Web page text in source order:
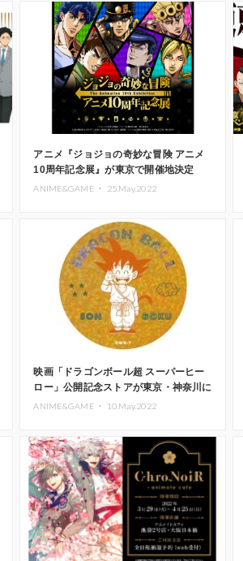
アニメ『ジョジョの奇妙な冒険 アニメ
10周年記念展』が東京で開催地決定
ANIME&GAME ・ 25.May.2022
映画「ドラゴンボール超 スーパーヒー
ロー」公開記念ストアが東京・神奈川に
て開催
ANIME&GAME ・ 10.May.2022